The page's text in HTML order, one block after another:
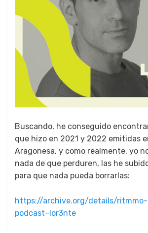
Bus­can­do, he con­segui­do
que hizo en 2021 y 2022 emi­ti­das
Aragone­sa, y como real­mente, yo
nada de que per­duren, las he
para que nada pue­da bor­rar­las:
https://archive.org/details/
podcast–lor3nte